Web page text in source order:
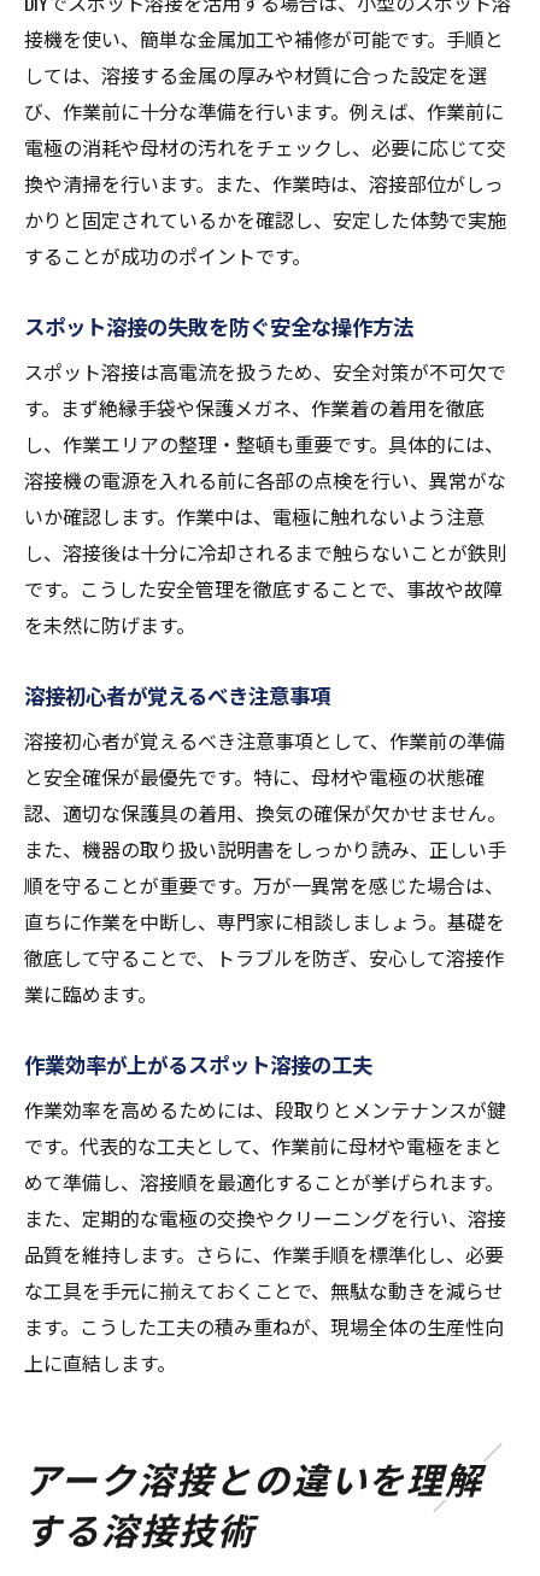
接機を使い、簡単な金属加工や補修が可能です。手順と
しては、溶接する金属の厚みや材質に合った設定を選
び、作業前に十分な準備を行います。例えば、作業前に
電極の消耗や母材の汚れをチェックし、必要に応じて交
換や清掃を行います。また、作業時は、溶接部位がしっ
かりと固定されているかを確認し、安定した体勢で実施
することが成功のポイントです。
スポット溶接の失敗を防ぐ安全な操作方法
スポット溶接は高電流を扱うため、安全対策が不可欠で
す。まず絶縁手袋や保護メガネ、作業着の着用を徹底
し、作業エリアの整理・整頓も重要です。具体的には、
溶接機の電源を入れる前に各部の点検を行い、異常がな
いか確認します。作業中は、電極に触れないよう注意
し、溶接後は十分に冷却されるまで触らないことが鉄則
です。こうした安全管理を徹底することで、事故や故障
を未然に防げます。
溶接初心者が覚えるべき注意事項
溶接初心者が覚えるべき注意事項として、作業前の準備
と安全確保が最優先です。特に、母材や電極の状態確
認、適切な保護具の着用、換気の確保が欠かせません。
また、機器の取り扱い説明書をしっかり読み、正しい手
順を守ることが重要です。万が一異常を感じた場合は、
直ちに作業を中断し、専門家に相談しましょう。基礎を
徹底して守ることで、トラブルを防ぎ、安心して溶接作
業に臨めます。
作業効率が上がるスポット溶接の工夫
作業効率を高めるためには、段取りとメンテナンスが鍵
です。代表的な工夫として、作業前に母材や電極をまと
めて準備し、溶接順を最適化することが挙げられます。
また、定期的な電極の交換やクリーニングを行い、溶接
品質を維持します。さらに、作業手順を標準化し、必要
な工具を手元に揃えておくことで、無駄な動きを減らせ
ます。こうした工夫の積み重ねが、現場全体の生産性向
上に直結します。
アーク溶接との違いを理解
する溶接技術